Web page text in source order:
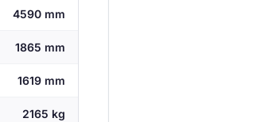
4590 mm
1865 mm
1619 mm
2165 kg